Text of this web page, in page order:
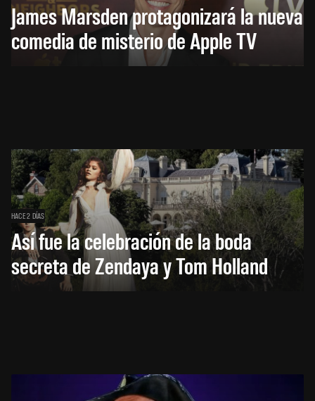
James Marsden protagonizará la nueva
comedia de misterio de Apple TV
HACE 2 DÍAS
Así fue la celebración de la boda
secreta de Zendaya y Tom Holland